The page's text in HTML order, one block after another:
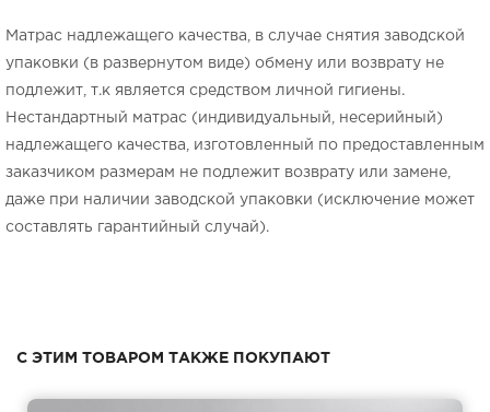
Матрас надлежащего качества, в случае снятия заводской
упаковки (в развернутом виде) обмену или возврату не
подлежит, т.к является средством личной гигиены.
Нестандартный матрас (индивидуальный, несерийный)
надлежащего качества, изготовленный по предоставленным
заказчиком размерам не подлежит возврату или замене,
даже при наличии заводской упаковки (исключение может
составлять гарантийный случай).
С ЭТИМ ТОВАРОМ ТАКЖЕ ПОКУПАЮТ